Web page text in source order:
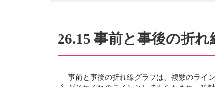
26.15 事前と事後の折
事前と事後の折れ線グラフは、複数のライ